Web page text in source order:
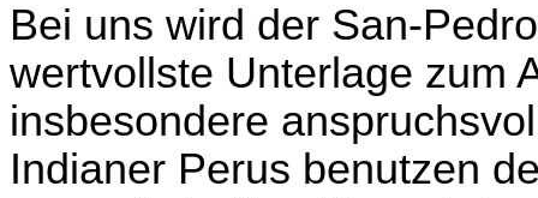
Bei uns wird der San-
wertvollste Unterlage zum
insbesondere
Indianer Perus benutzen